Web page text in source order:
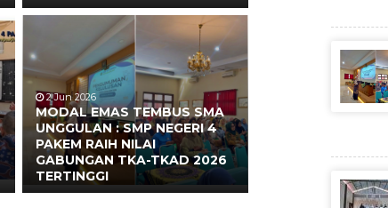
2 Jun 2026
MODAL EMAS TEMBUS SMA
UNGGULAN : SMP NEGERI 4
PAKEM RAIH NILAI
GABUNGAN TKA-TKAD 2026
TERTINGGI